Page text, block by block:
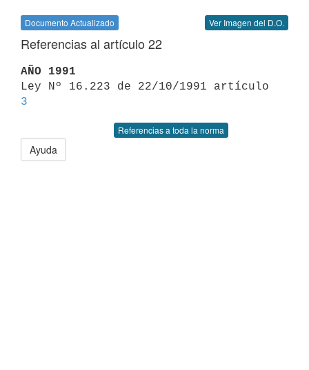
Documento Actualizado Ver Imagen del D.O.
Referencias al artículo 22
AÑO 1991
3
Referencias a toda la norma
Ayuda